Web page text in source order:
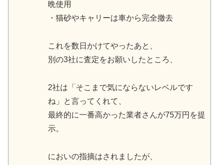
晩使用
・猫砂やキャリーは車から完全撤去
これを数日かけてやったあと、
別の3社に査定をお願いしたところ、
2社は「そこまで気にならないレベルです
ね」と言ってくれて、
最終的に一番高かった業者さんが75万円を提
示。
においの指摘はされましたが、